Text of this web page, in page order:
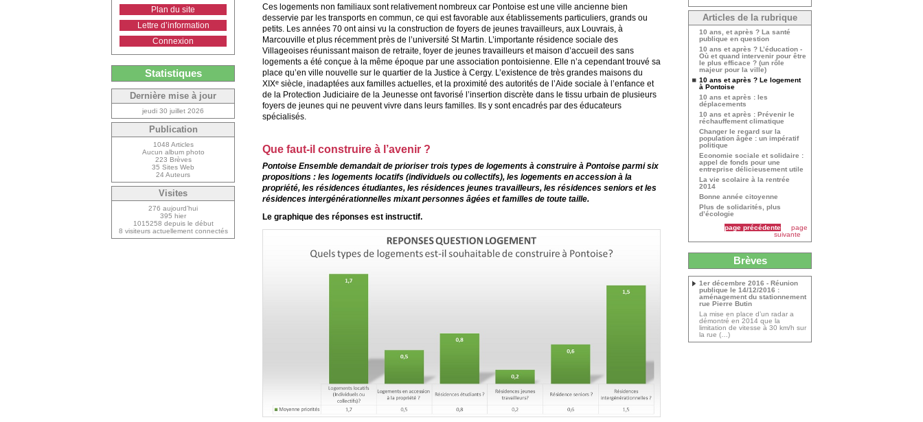
Ces logements non familiaux sont relativement nombreux car Pontoise est une ville ancienne bien
desservie par les transports en commun, ce qui est favorable aux établissements particuliers, grands ou
petits. Les années 70 ont ainsi vu la construction de foyers de jeunes travailleurs, aux Louvrais, à
Marcouville et plus récemment près de l’université St Martin. L’importante résidence sociale des
Villageoises réunissant maison de retraite, foyer de jeunes travailleurs et maison d’accueil des sans
logements a été conçue à la même époque par une association pontoisienne. Elle n’a cependant trouvé sa
place qu’en ville nouvelle sur le quartier de la Justice à Cergy. L’existence de très grandes maisons du
XIXe siècle, inadaptées aux familles actuelles, et la proximité des autorités de l’Aide sociale à l’enfance et
de la Protection Judiciaire de la Jeunesse ont favorisé l’insertion discrète dans le tissu urbain de plusieurs
foyers de jeunes qui ne peuvent vivre dans leurs familles. Ils y sont encadrés par des éducateurs
spécialisés.
Que faut-il construire à l’avenir ?
Pontoise Ensemble demandait de prioriser trois types de logements à construire à Pontoise parmi six
propositions : les logements locatifs (individuels ou collectifs), les logements en accession à la
propriété, les résidences étudiantes, les résidences jeunes travailleurs, les résidences seniors et les
résidences intergénérationnelles mixant personnes âgées et familles de toute taille.
Le graphique des réponses est instructif.
Plan du site
Lettre d’information
Connexion
Statistiques
Dernière mise à jour
jeudi 30 juillet 2026
Publication
1048 Articles
Aucun album photo
223 Brèves
35 Sites Web
24 Auteurs
Visites
276 aujourd’hui
395 hier
1015258 depuis le début
8 visiteurs actuellement connectés
Articles de la rubrique
10 ans, et après ? La santé
publique en question
10 ans et après ? L’éducation -
Où et quand intervenir pour être
le plus efficace ? (un rôle
majeur pour la ville)
10 ans et après ? Le logement
à Pontoise
10 ans et après : les
déplacements
10 ans et après : Prévenir le
réchauffement climatique
Changer le regard sur la
population âgée : un impératif
politique
Economie sociale et solidaire :
appel de fonds pour une
entreprise délicieusement utile
La vie scolaire à la rentrée
2014
Bonne année citoyenne
Plus de solidarités, plus
d’écologie
page précédente
page
suivante
Brèves
1er décembre 2016 - Réunion
publique le 14/12/2016 :
aménagement du stationnement
rue Pierre Butin
La mise en place d’un radar a
démontré en 2014 que la
limitation de vitesse à 30 km/h sur
la rue (…)